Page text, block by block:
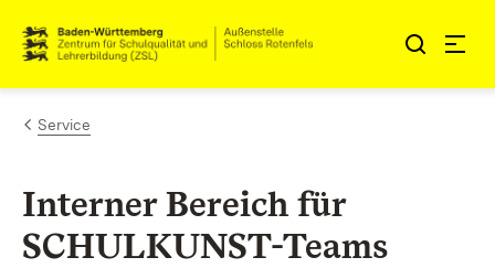
Zum Inhalt springen
Link zur Startseite
Service
Interner Bereich für
SCHULKUNST-Teams